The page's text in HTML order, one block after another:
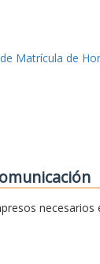
Matrícula de
necesarios